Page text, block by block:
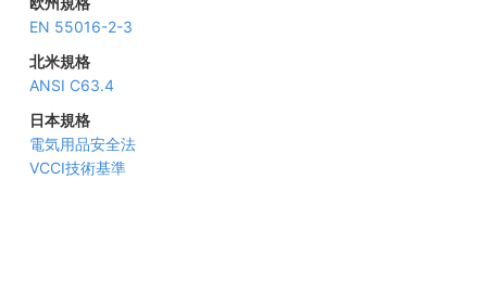
EN 55016-2-3
ANSI C63.4
電気用品安全法
VCCI技術基準